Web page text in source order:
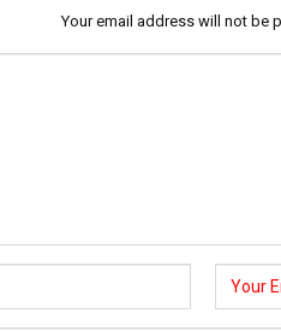
Your email address will not be